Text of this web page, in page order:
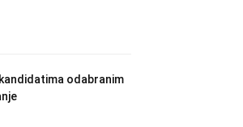
odabranim